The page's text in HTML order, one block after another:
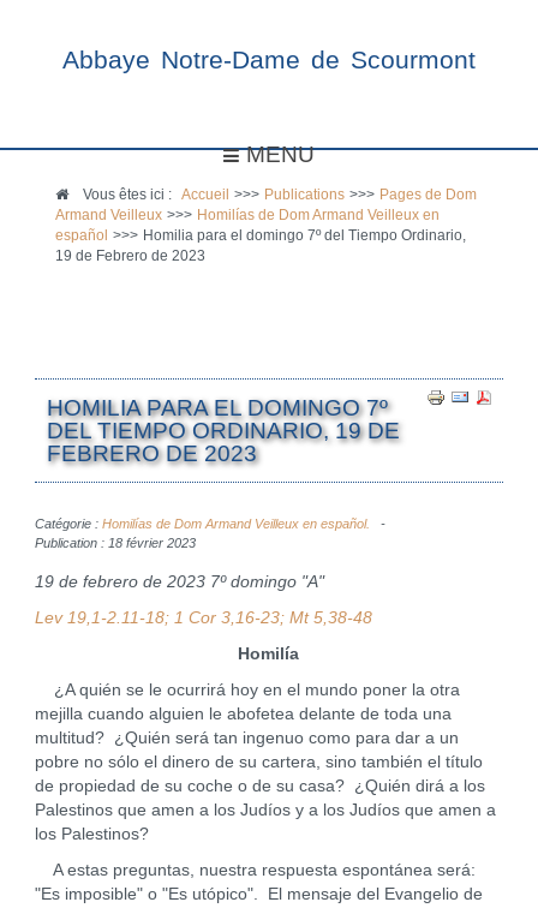
Abbaye Notre-Dame de Scourmont
MENU
Vous êtes ici :Accueil >>> Publications >>> Pages de Dom
Armand Veilleux >>> Homilías de Dom Armand Veilleux en
español
>>> Homilia para el domingo 7º del Tiempo Ordinario,
19 de Febrero de 2023
HOMILIA PARA EL DOMINGO 7º
DEL TIEMPO ORDINARIO, 19 DE
FEBRERO DE 2023
Catégorie : Homilías de Dom Armand Veilleux en español.
Publication : 18 février 2023
19 de febrero de 2023 7º domingo "A"
Lev 19,1-2.11-18; 1 Cor 3,16-23; Mt 5,38-48
Homilía
¿A quién se le ocurrirá hoy en el mundo poner la otra
mejilla cuando alguien le abofetea delante de toda una
multitud? ¿Quién será tan ingenuo como para dar a un
pobre no sólo el dinero de su cartera, sino también el título
de propiedad de su coche o de su casa? ¿Quién dirá a los
Palestinos que amen a los Judíos y a los Judíos que amen a
los Palestinos?
A estas preguntas, nuestra respuesta espontánea será:
"Es imposible" o "Es utópico". El mensaje del Evangelio de